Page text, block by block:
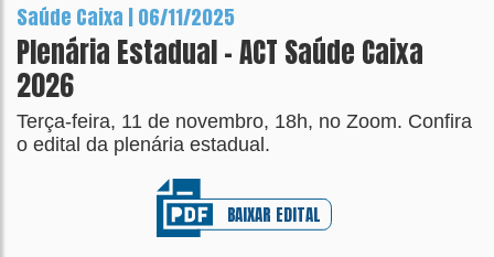
Saúde Caixa | 06/11/2025
Plenária Estadual – ACT Saúde Caixa
2026
Terça-feira, 11 de novembro, 18h, no Zoom. Confira
o edital da plenária estadual.
BAIXAR EDITAL